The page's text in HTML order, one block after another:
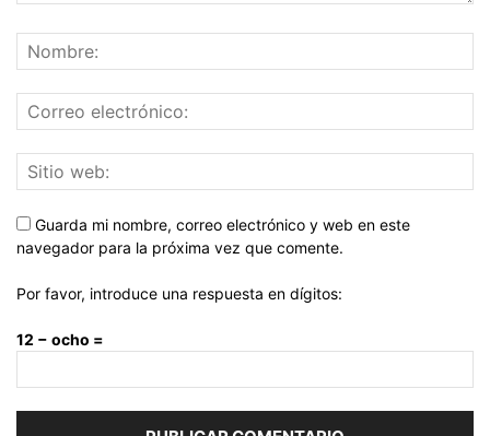
Guarda mi nombre, correo electrónico y web en este
navegador para la próxima vez que comente.
Por favor, introduce una respuesta en dígitos:
12 − ocho =